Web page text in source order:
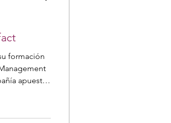
formación
apuesta
el centro del